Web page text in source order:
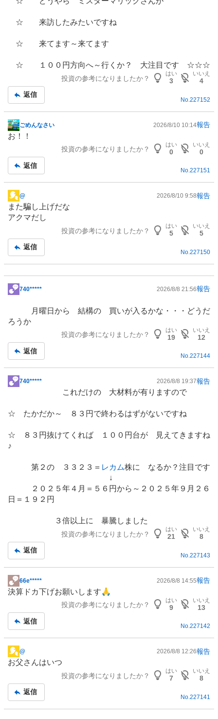
☆ 来訪したみたいですね
☆ 来てます～来てます
☆ １００円方向へ～行くか？ 大注目です ☆☆☆
投資の参考になりましたか？
はい
3
いいえ
4
返信
No. 227152
掲
示
事
ごめんなさい 2026/8/10 10:14報告
お！！
投資の参考になりましたか？
はい
0
いいえ
0
返信
No.227151
掲
示
板
@ 2026/8/10 9:58報告
また騙し上げだな
アクマだし
投資の参考になりましたか？
はい
5
いいえ
5
返信
No. 227150
掲
記
740***** 2026/8/8 21:56報告
月曜日から 結構の 買いが入るかな・・・どうだ
ろうか
投資の参考になりましたか？
はい
19
いいえ
12
返信
No.227144
掲
記
740***** 2026/8/8 19:37報告
これだけの 大材料が有りますので
☆ たかだか～ ８３円で終わるはずがないですね
☆ ８３円抜けてくれば １００円台が 見えてきますね
♪
第２の ３３２３＝ レカム株に なるか？注目です
↓
２０２５年４月＝５６円から～２０２５年９月２６
日＝１９２円
３倍以上に 暴騰しました
投資の参考になりましたか？
はい
21
いいえ
8
返信
No. 227143
掲
示
事
66e***** 2026/8/8 14:55報告
決算ドカ下げお願いします🙏
投資の参考になりましたか？
はい
9
いいえ
13
返信
No.227142
掲
示
事
@ 2026/8/8 12:26報告
お父さんはいつ
投資の参考になりましたか？
はい
7
いいえ
8
返信
No. 227141